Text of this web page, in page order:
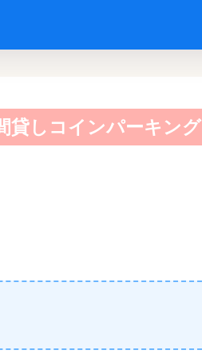
貸しコインパーキング